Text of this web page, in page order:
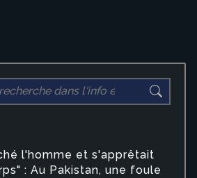
l'homme et s'apprêtait
: Au Pakistan, une foule